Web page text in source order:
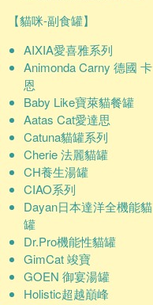
【貓咪-副食罐】
AIXIA愛喜雅系列
Animonda Carny 德國 卡
恩
Baby Like寶萊貓餐罐
Aatas Cat愛達思
Catuna貓罐系列
Cherie 法麗貓罐
CH養生湯罐
CIAO系列
Dayan日本達洋全機能貓
罐
Dr.Pro機能性貓罐
GimCat 竣寶
GOEN 御宴湯罐
Holistic超越巔峰